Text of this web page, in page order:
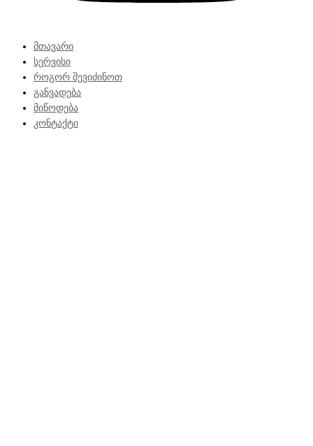
მთავარი
სერვისი
როგორ შევიძინოთ
განვადება
მიწოდება
კონტაქტი